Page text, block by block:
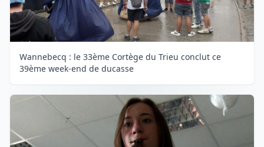
Wannebecq : le 33ème Cortège du Trieu conclut ce
39ème week-end de ducasse